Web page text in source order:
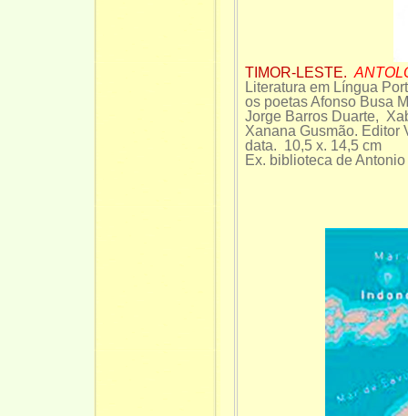
TIMOR-LESTE.
Literatura em Língua
os poetas Afonso Busa
Jorge Barros Duarte,
Xanana Gusmão.
data. 10,5 x. 14,5 cm
Ex. biblioteca de